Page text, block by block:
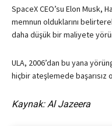
SpaceX CEO’su Elon Musk,
memnun olduklarını
daha düşük bir maliyete
ULA, 2006’dan bu yana
hiçbir ateşlemede başarısız
Kaynak: Al Jazeera